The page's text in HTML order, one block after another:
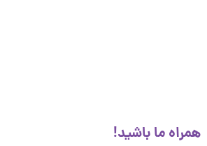
همراه ما باشید!